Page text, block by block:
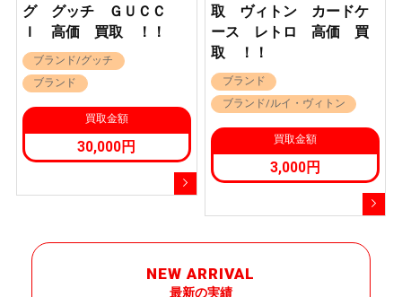
グ グッチ ＧＵＣＣ
Ｉ 高価 買取 ！！
ブランド/グッチ
ブランド
買取金額
30,000円
取 ヴィトン カードケ
ース レトロ 高価 買
取 ！！
ブランド
ブランド/ルイ・ヴィトン
買取金額
3,000円
NEW ARRIVAL
最新の実績